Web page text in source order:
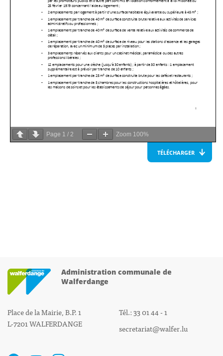
Page 1 / 2 Zoom 100%
TÉLÉCHARGER
Administration communale de
Walferdange
Place de la Mairie, B.P. 1
L-7201 WALFERDANGE
Tél.: 33 01 44 - 1
secretariat@walfer.lu